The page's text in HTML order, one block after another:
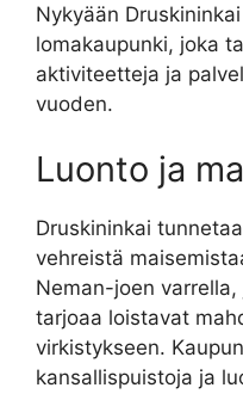
Nykyään
lomakaupunki, joka
aktiviteetteja ja
vuoden.
Luonto ja
Druskininkai
vehreistä
Neman-joen
tarjoaa loistavat
virkistykseen.
kansallispuistoja ja